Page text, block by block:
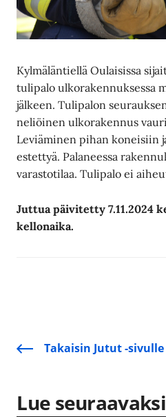
Kylmäläntiellä Oulaisissa
tulipalo ulkorakennuksessa
jälkeen. Tulipalon
neliöinen ulkorakennus
Leviäminen pihan koneisiin
estettyä. Palaneessa
varastotilaa. Tulipalo ei
Juttua päivitetty 7.11.2024
kellonaika.
Takaisin Jutut -sivulle
Lue seuraavaksi